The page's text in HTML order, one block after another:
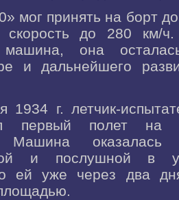
мог принять на борт
скорость до 280 км/
машина, она
и дальнейшего
1934 г. летчик-
первый полет на
Машина
и послушной в
ей уже через два